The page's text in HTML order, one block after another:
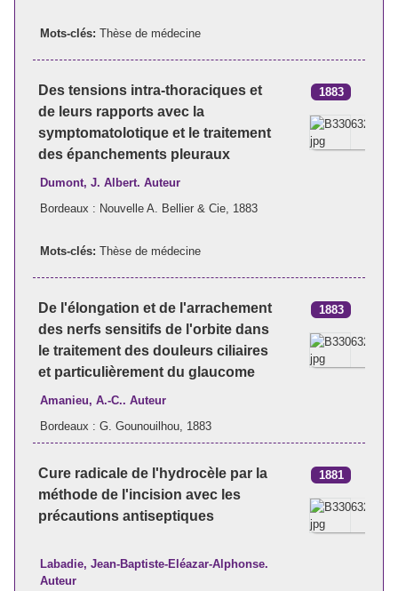
Mots-clés: Thèse de médecine
Des tensions intra-thoraciques et
de leurs rapports avec la
symptomatolotique et le traitement
des épanchements pleuraux
1883
Dumont, J. Albert. Auteur
Bordeaux : Nouvelle A. Bellier & Cie, 1883
Mots-clés: Thèse de médecine
De l'élongation et de l'arrachement
des nerfs sensitifs de l'orbite dans
le traitement des douleurs ciliaires
et particulièrement du glaucome
1883
Amanieu, A.-C.. Auteur
Bordeaux : G. Gounouilhou, 1883
Cure radicale de l'hydrocèle par la
méthode de l'incision avec les
précautions antiseptiques
1881
Labadie, Jean-Baptiste-Eléazar-Alphonse.
Auteur